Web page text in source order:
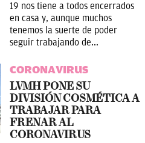
19 nos tiene a todos encerrados
en casa y, aunque muchos
tenemos la suerte de poder
seguir trabajando de...
CORONAVIRUS
LVMH PONE SU
DIVISIÓN COSMÉTICA A
TRABAJAR PARA
FRENAR AL
CORONAVIRUS